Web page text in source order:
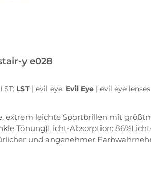
y e028
LST: LST | evil eye: Evil Eye | evil eye lenses:
extrem leichte Sportbrillen mit
Tönung)Licht-Absorption:
und angenehmer